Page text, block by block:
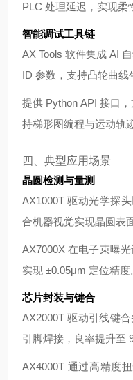
PLC 处理延迟，实现柔
智能调试工具链
AX Tools 软件集成 AI
ID 参数，支持凸轮曲线
提供 Python API 接口
持梯形图编程与运动轨
四、典型应用场景
晶圆检测与量测
AX1000T 驱动光学探
合机器视觉实现晶圆表
AX7000X 在电子束曝
实现 ±0.05μm 定位精度
芯片封装与键合
AX2000T 驱动引线键
引脚焊接，良率提升至
AX4000T 通过高精度